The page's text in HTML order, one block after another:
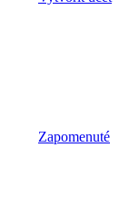
Zapomenuté